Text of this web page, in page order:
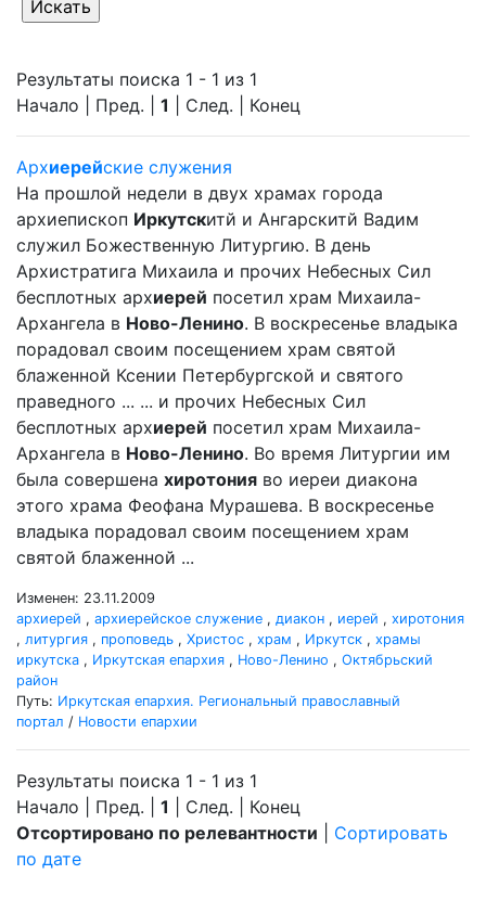
Результаты поиска 1 - 1 из 1
Начало | Пред. | 1 | След. | Конец
Архиерейские служения
На прошлой недели в двух храмах города
архиепископ Иркутскитй и Ангарскитй Вадим
служил Божественную Литургию. В день
Архистратига Михаила и прочих Небесных Сил
бесплотных архиерей посетил храм Михаила-
Архангела в Ново-Ленино. В воскресенье владыка
порадовал своим посещением храм святой
блаженной Ксении Петербургской и святого
праведного ... ... и прочих Небесных Сил
бесплотных архиерей посетил храм Михаила-
Архангела в Ново-Ленино. Во время Литургии им
была совершена хиротония во иереи диакона
этого храма Феофана Мурашева. В воскресенье
владыка порадовал своим посещением храм
святой блаженной ...
Изменен: 23.11.2009
архиерей , архиерейское служение , диакон , иерей , хиротония
, литургия , проповедь , Христос , храм , Иркутск , храмы
иркутска , Иркутская епархия , Ново-Ленино , Октябрьский
район
Путь: Иркутская епархия. Региональный православный
портал / Новости епархии
Результаты поиска 1 - 1 из 1
Начало | Пред. | 1 | След. | Конец
Отсортировано по релевантности
Сортировать
по дате